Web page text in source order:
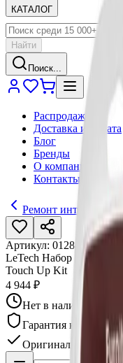
КАТАЛОГ
Найти
Поиск...
Распродажа
Доставка и оплата
Блог
Бренды
О компании
Контакты
Ремонт интерьера и
Артикул: 012847 •Бренд:
LeTech Набор для
Touch Up Kit
4 944 ₽
Нет в наличии
Гарантия качества
Оригинал